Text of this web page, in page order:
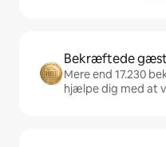
Bekræftede
Mere end 17.230
hjælpe dig med at